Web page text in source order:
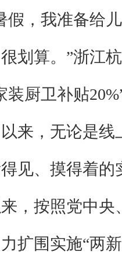
假，我准备给
划算。”浙江
装厨卫补贴
来，无论是线
见、摸得着的
，按照党中
扩围实施“两